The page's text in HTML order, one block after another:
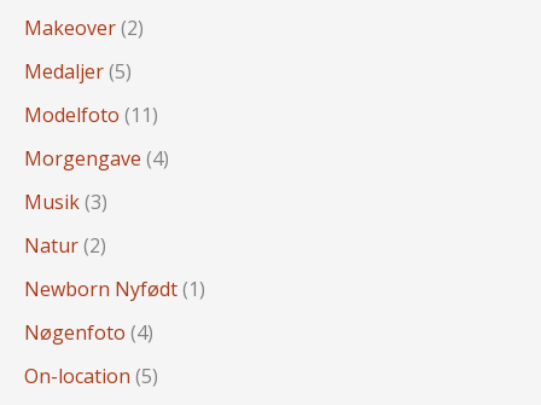
Makeover(2)
Medaljer(5)
Modelfoto (11)
Morgengave (4)
Musik(3)
Natur(2)
Newborn Nyfødt(1)
Nøgenfoto (4)
On-location (5)